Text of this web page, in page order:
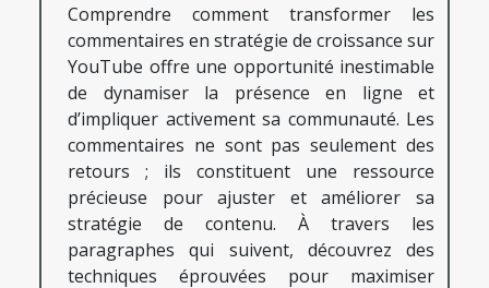
Comprendre comment transformer les
commentaires en stratégie de croissance sur
YouTube offre une opportunité inestimable
de dynamiser la présence en ligne et
d’impliquer activement sa communauté. Les
commentaires ne sont pas seulement des
retours ; ils constituent une ressource
précieuse pour ajuster et améliorer sa
stratégie de contenu. À travers les
paragraphes qui suivent, découvrez des
techniques éprouvées pour maximiser